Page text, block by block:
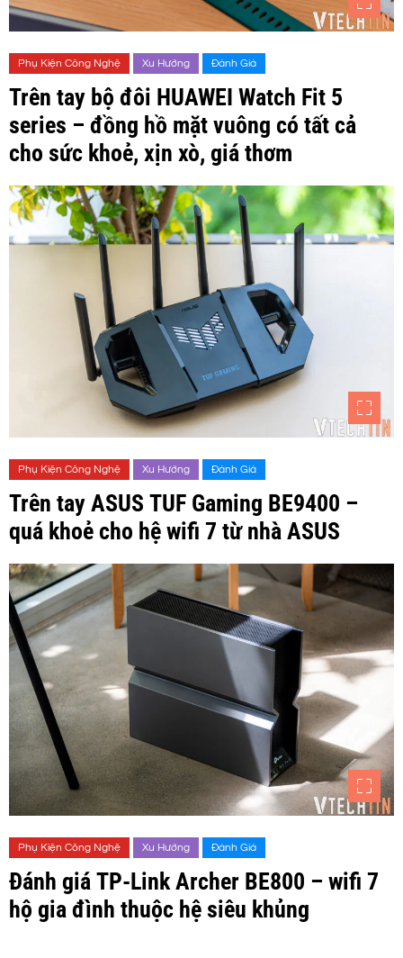
Phụ Kiện Công Nghệ Xu Hướng Đánh Giá
Trên tay bộ đôi HUAWEI Watch Fit 5
series – đồng hồ mặt vuông có tất cả
cho sức khoẻ, xịn xò, giá thơm
Phụ Kiện Công Nghệ Xu Hướng Đánh Giá
Trên tay ASUS TUF Gaming BE9400 –
quá khoẻ cho hệ wifi 7 từ nhà ASUS
Phụ Kiện Công Nghệ Xu Hướng Đánh Giá
Đánh giá TP-Link Archer BE800 – wifi 7
hộ gia đình thuộc hệ siêu khủng